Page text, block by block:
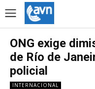
ONG exige
de Río de
policial
INTERNACIONAL